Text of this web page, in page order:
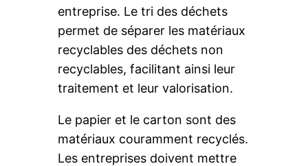
entreprise. Le tri des déchets
permet de séparer les matériaux
recyclables des déchets non
recyclables, facilitant ainsi leur
traitement et leur valorisation.
Le papier et le carton sont des
matériaux couramment recyclés.
Les entreprises doivent mettre